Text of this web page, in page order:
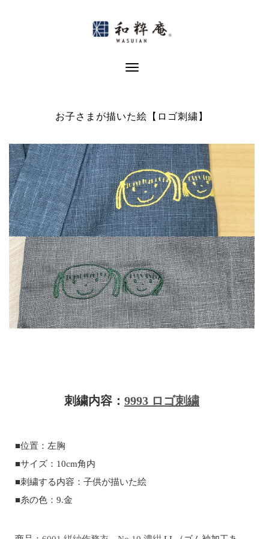
Toggle Navigation
お子さまが描いた絵【ロゴ刺繍】
刺繍内容：9993 ロゴ刺繍
■位置：左胸
■サイズ：10cm角内
■刺繍する内容：子供が描いた絵
■糸の色：9.金